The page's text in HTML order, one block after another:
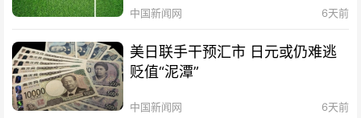
中国新闻网 6天前
美日联手干预汇市 日元或仍难逃
贬值“泥潭”
中国新闻网 6天前